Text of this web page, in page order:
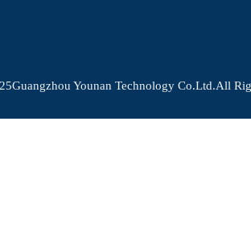
Younan Technology Co.Ltd.All